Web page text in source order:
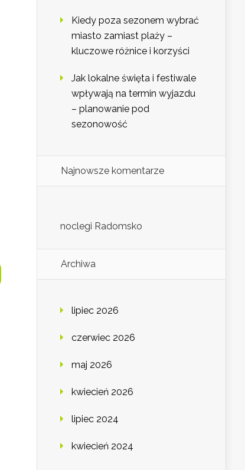
Kiedy poza sezonem wybrać
miasto zamiast plaży –
kluczowe różnice i korzyści
Jak lokalne święta i festiwale
wpływają na termin wyjazdu
– planowanie pod
sezonowość
Najnowsze komentarze
noclegi Radomsko
Archiwa
lipiec 2026
czerwiec 2026
maj 2026
kwiecień 2026
lipiec 2024
kwiecień 2024